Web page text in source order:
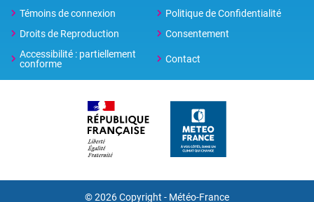
Témoins de connexion
Politique de Confidentialité
Droits de Reproduction
Consentement
Accessibilité : partiellement
conforme
Contact
© 2026 Copyright - Météo-France